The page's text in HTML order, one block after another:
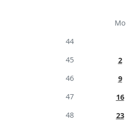
Mo
44
45
2
46
9
47
16
48
23